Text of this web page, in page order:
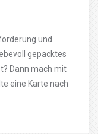
und
gepacktes
Dann mach mit
eine Karte nach